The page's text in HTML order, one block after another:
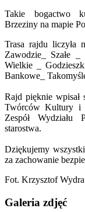
Takie bogactwo
Brzeziny na mapie
Trasa rajdu liczyła
Zawodzie_ Szałe
Wielkie _
Bankowe_
Rajd pięknie
Twórców Kultury i
Zespół
starostwa.
Dziękujemy
za zachowanie
Fot. Krzysztof Wydra
Galeria zdjęć